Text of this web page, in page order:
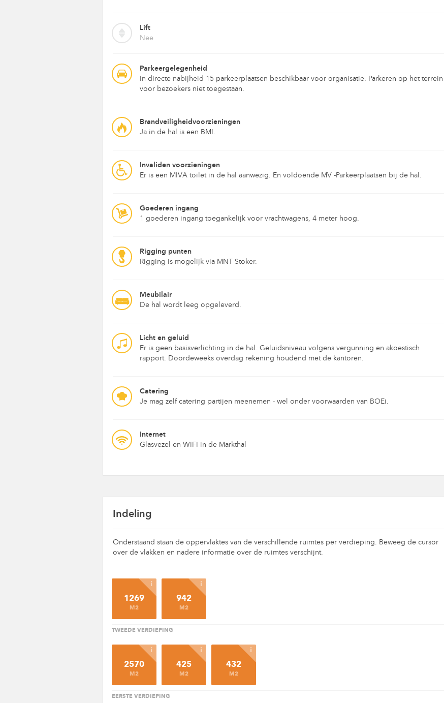
Lift
Nee
Parkeergelegenheid
In directe nabijheid 15 parkeerplaatsen beschikbaar voor organisatie. Parkeren op het terrein
voor bezoekers niet toegestaan.
Brandveiligheidvoorzieningen
Ja in de hal is een BMI.
Invaliden voorzieningen
Er is een MIVA toilet in de hal aanwezig. En voldoende MV -Parkeerplaatsen bij de hal.
Goederen ingang
1 goederen ingang toegankelijk voor vrachtwagens, 4 meter hoog.
Rigging punten
Rigging is mogelijk via MNT Stoker.
Meubilair
De hal wordt leeg opgeleverd.
Licht en geluid
Er is geen basisverlichting in de hal. Geluidsniveau volgens vergunning en akoestisch
rapport. Doordeweeks overdag rekening houdend met de kantoren.
Catering
Je mag zelf catering partijen meenemen - wel onder voorwaarden van BOEi.
Internet
Glasvezel en WIFI in de Markthal
Indeling
Onderstaand staan de oppervlaktes van de verschillende ruimtes per verdieping. Beweeg de cursor
over de vlakken en nadere informatie over de ruimtes verschijnt.
1269
M2
i
942
M2
i
TWEEDE VERDIEPING
2570
M2
i
425
M2
i
432
M2
i
EERSTE VERDIEPING